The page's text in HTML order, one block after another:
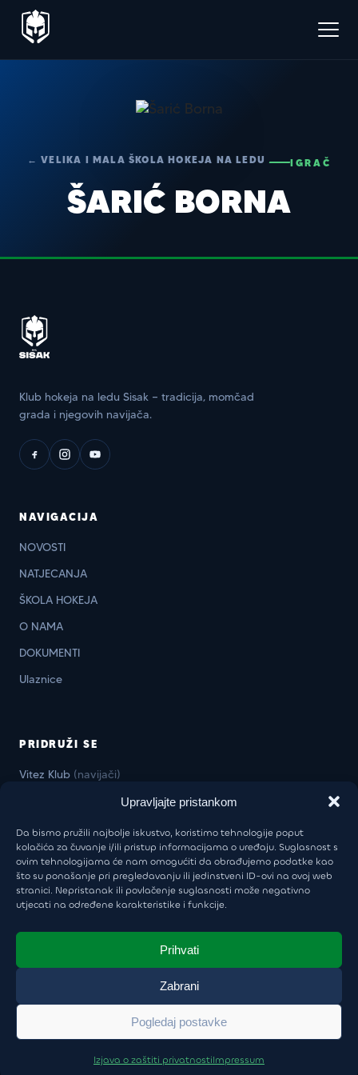
Upravljajte pristankom
Da bismo pružili najbolje iskustvo, koristimo tehnologije poput
kolačića za čuvanje i/ili pristup informacijama o uređaju. Suglasnost s
ovim tehnologijama će nam omogućiti da obrađujemo podatke kao
što su ponašanje pri pregledavanju ili jedinstveni ID-ovi na ovoj web
stranici. Nepristanak ili povlačenje suglasnosti može negativno
utjecati na određene karakteristike i funkcije.
Prihvati
Zabrani
Pogledaj postavke
Izjava o zaštiti privatnostiImpressum
← VELIKA I MALA ŠKOLA HOKEJA NA LEDU IGRAČ
ŠARIĆ BORNA
Klub hokeja na ledu Sisak — tradicija, momčad
grada i njegovih navijača.
NAVIGACIJA
NOVOSTI
NATJECANJA
ŠKOLA HOKEJA
O NAMA
DOKUMENTI
Ulaznice
PRIDRUŽI SE
Vitez Klub (navijači)
(firme)
KONTAKT
Uprava:+385 98 946 5805
+385 97 6030 999